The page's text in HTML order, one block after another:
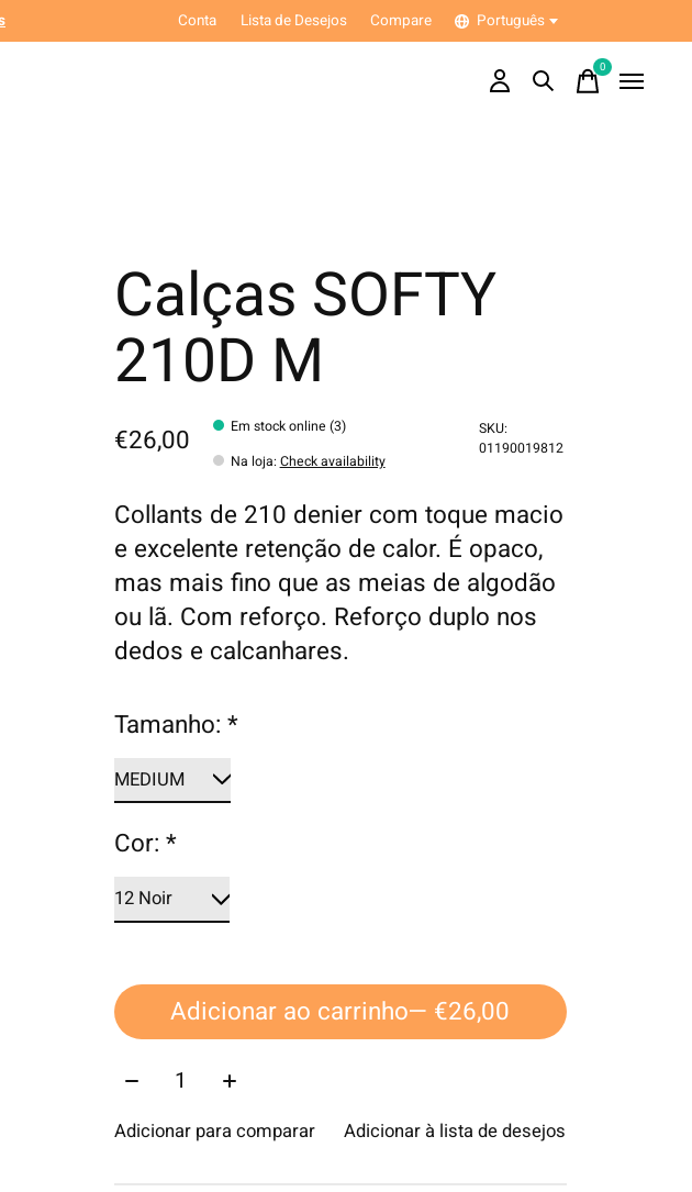
Conta Lista de Desejos Compare Português
0items
Calças SOFTY
210D M
€26,00
Em stock online (3)
Na loja: Check availability
SKU:
01190019812
Collants de 210 denier com toque macio
e excelente retenção de calor. É opaco,
mas mais fino que as meias de algodão
ou lã. Com reforço. Reforço duplo nos
dedos e calcanhares.
Tamanho:*
Cor:*
Adicionar ao carrinho
— €26,00
Quantidade:
Adicionar para comparar Adicionar à lista de desejos